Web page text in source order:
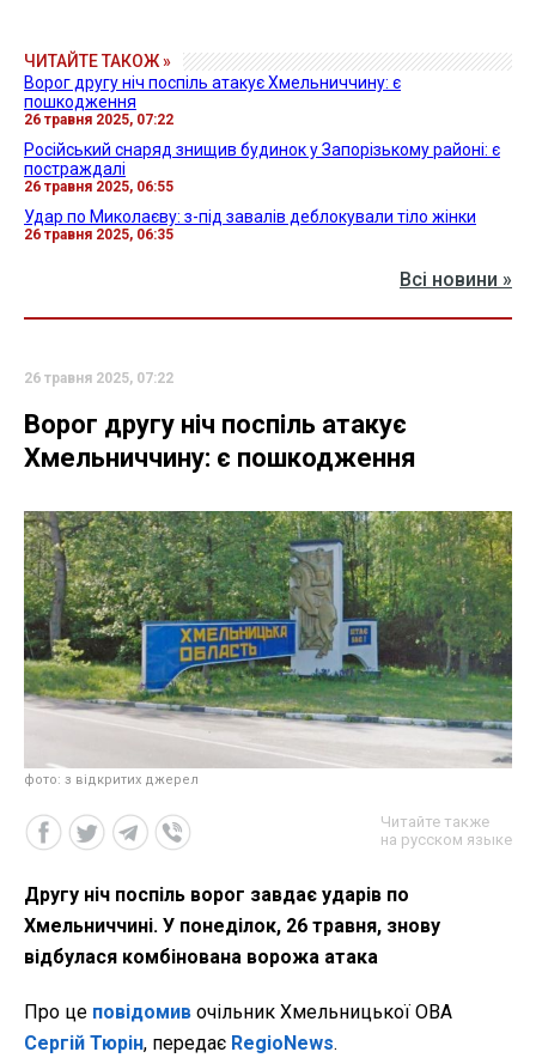
ЧИТАЙТЕ ТАКОЖ »
Ворог другу ніч поспіль атакує Хмельниччину: є
пошкодження
26 травня 2025, 07:22
Російський снаряд знищив будинок у Запорізькому районі: є
постраждалі
26 травня 2025, 06:55
Удар по Миколаєву: з-під завалів деблокували тіло жінки
26 травня 2025, 06:35
Всі новини »
26 травня 2025, 07:22
Ворог другу ніч поспіль атакує
Хмельниччину: є пошкодження
фото: з відкритих джерел
Читайте также
на русском языке
Другу ніч поспіль ворог завдає ударів по
Хмельниччині. У понеділок, 26 травня, знову
відбулася комбінована ворожа атака
Про це повідомив очільник Хмельницької ОВА
Сергій Тюрін, передає RegioNews.